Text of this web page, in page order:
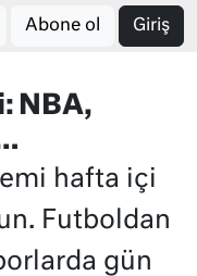
Abone ol Giriş
NBA,
hafta içi
Futboldan
gün